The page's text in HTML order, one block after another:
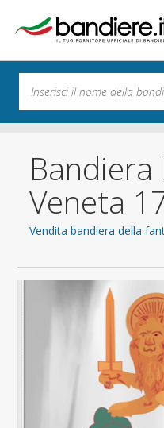
Bandiera
Veneta
Vendita bandiera della